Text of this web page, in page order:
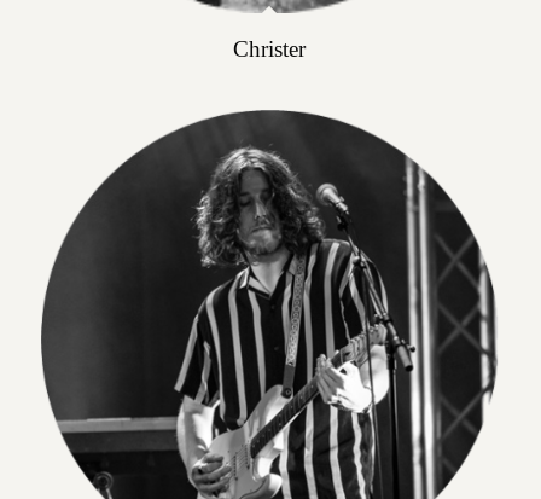
Christer